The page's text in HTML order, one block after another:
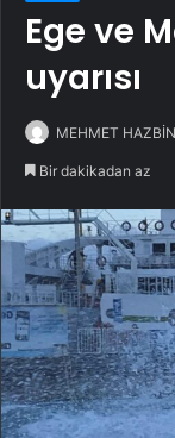
Ege ve
uyarısı
MEHMET
Bir dakikadan az